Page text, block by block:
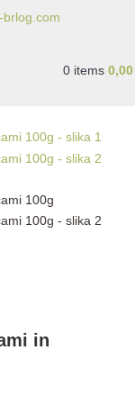
brlog.com
0 items
in